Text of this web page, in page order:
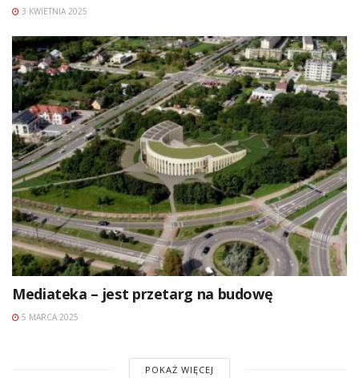
3 KWIETNIA 2025
Mediateka – jest przetarg na budowę
5 MARCA 2025
POKAŻ WIĘCEJ